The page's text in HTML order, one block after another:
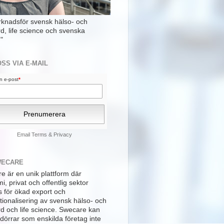
svensk hälso- och
life science och svenska
VIA E-MAIL
e-post*
Email Terms & Privacy
är en unik plattform där
privat och offentlig sektor
för ökad export och
av svensk hälso- och
och life science. Swecare kan
som enskilda företag inte